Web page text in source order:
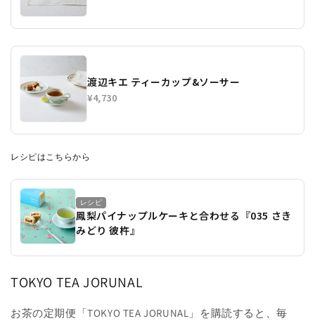
渡辺キエ ティーカップ&ソーサー
¥4,730
レシピはこちらから
レシピ
鳳梨パイナップルケーキと合わせる『035 さき
みどり 彼杵』
TOKYO TEA JORUNAL
お茶の定期便「TOKYO TEA JORUNAL」を購読すると、毎